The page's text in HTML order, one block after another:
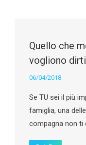
Quello che
vogliono dirti
06/04/2018
Se TU sei il più
famiglia, una
compagna non ti